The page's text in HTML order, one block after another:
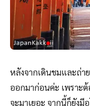
แห่ง และจุดชมวิว สำห
ประมาณ 2 ชั่วโมงนะคะ